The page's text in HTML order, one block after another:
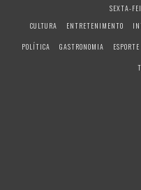
SEXTA-
CULTURA
ENTRETENIMENTO
POLÍTICA
GASTRONOMIA ESPORTE